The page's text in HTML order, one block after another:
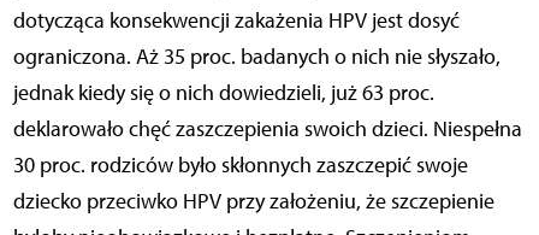
dotycząca konsekwencji zakażenia HPV jest dosyć
ograniczona. Aż 35 proc. badanych o nich nie słyszało,
jednak kiedy się o nich dowiedzieli, już 63 proc.
deklarowało chęć zaszczepienia swoich dzieci. Niespełna
30 proc. rodziców było skłonnych zaszczepić swoje
dziecko przeciwko HPV przy założeniu, że szczepienie